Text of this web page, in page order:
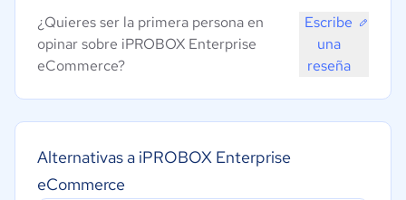
Alternativas a iPROBOX Enterprise
eCommerce
¿Quieres ser la primera persona en
opinar sobre iPROBOX Enterprise
eCommerce?
Escribe
una
reseña